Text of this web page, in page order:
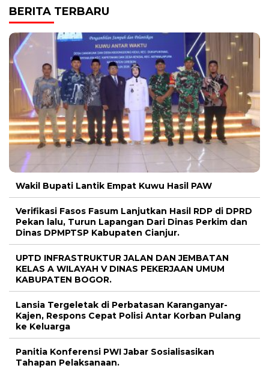
BERITA TERBARU
Wakil Bupati Lantik Empat Kuwu Hasil PAW
Verifikasi Fasos Fasum Lanjutkan Hasil RDP di DPRD
Pekan lalu, Turun Lapangan Dari Dinas Perkim dan
Dinas DPMPTSP Kabupaten Cianjur.
UPTD INFRASTRUKTUR JALAN DAN JEMBATAN
KELAS A WILAYAH V DINAS PEKERJAAN UMUM
KABUPATEN BOGOR.
Lansia Tergeletak di Perbatasan Karanganyar-
Kajen, Respons Cepat Polisi Antar Korban Pulang
ke Keluarga
Panitia Konferensi PWI Jabar Sosialisasikan
Tahapan Pelaksanaan.